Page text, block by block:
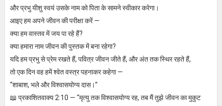
और प्रभु यीशु स्वयं उसके नाम को पिता के सामने स्वीकार करेगा।
आइए हम अपने जीवन की परीक्षा करें —
क्या हम वास्तव में जय पा रहे हैं?
क्या हमारा नाम जीवन की पुस्तक में बना रहेगा?
यदि हम प्रभु से प्रेम रखते हैं, पवित्र जीवन जीते हैं, और अंत तक स्थिर रहते हैं,
तो एक दिन वह हमें श्वेत वस्त्र पहनाकर कहेगा —
“शाबाश, भले और विश्वासयोग्य दास।”
📖 प्रकाशितवाक्य 2:10 — “मृत्यु तक विश्वासयोग्य रह, तब मैं तुझे जीवन का मुकुट